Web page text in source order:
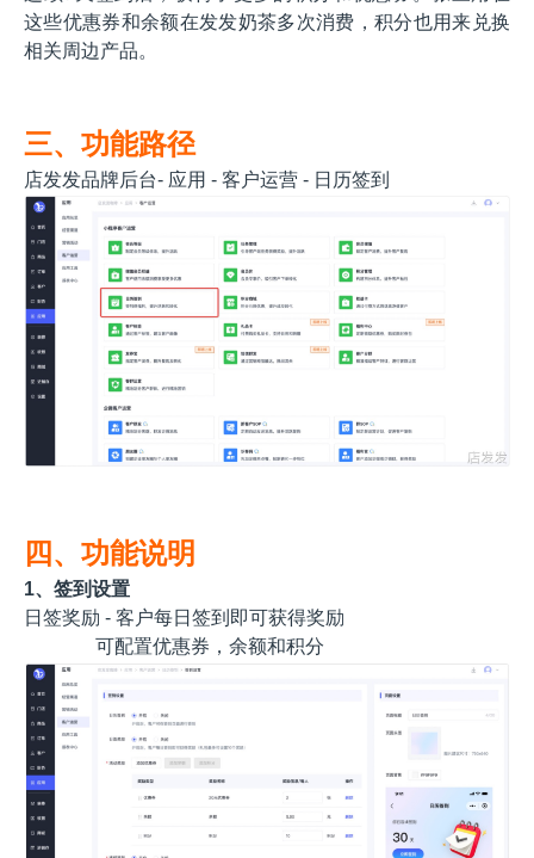
这些优惠券和余额在发发奶茶多次消费，积分也用来兑换
相关周边产品。
三、功能路径
店发发品牌后台- 应用 - 客户运营 - 日历签到
四、功能说明
1、签到设置
日签奖励 - 客户每日签到即可获得奖励
可配置优惠券，余额和积分